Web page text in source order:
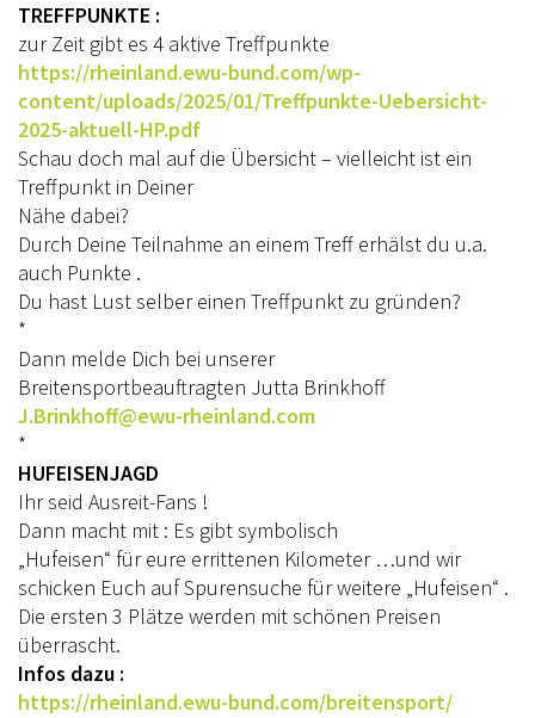
WESTERN-REITABZEICHEN
AUSBILDUNG TURNIERFACHLEUTE
TERMINE
TURNIERE
APO KURSE
KURSE
JUGEND
BREITENSPORT
TREFFPUNKTE DER EWU RHEINLAND
DOWNLOAD
DOWNLOADS EWU RHEINLAND
DOWNLOADS EWU BUND
EWU BUND
LANDESVERBÄNDE
TREFFPUNKTE :
zur Zeit gibt es 4 aktive Treffpunkte
https://rheinland.ewu-bund.com/wp-
content/uploads/2025/01/Treffpunkte-Uebersicht-
2025-aktuell-HP.pdf
Schau doch mal auf die Übersicht – vielleicht ist ein
Treffpunkt in Deiner
Nähe dabei?
Durch Deine Teilnahme an einem Treff erhälst du u.a.
auch Punkte .
Du hast Lust selber einen Treffpunkt zu gründen?
*
Dann melde Dich bei unserer
Breitensportbeauftragten Jutta Brinkhoff
J.Brinkhoff@ewu-rheinland.com
*
HUFEISENJAGD
Ihr seid Ausreit-Fans !
Dann macht mit : Es gibt symbolisch
„Hufeisen“ für eure errittenen Kilometer …und wir
schicken Euch auf Spurensuche für weitere „Hufeisen“ .
Die ersten 3 Plätze werden mit schönen Preisen
überrascht.
Infos dazu :
https://rheinland.ewu-bund.com/breitensport/